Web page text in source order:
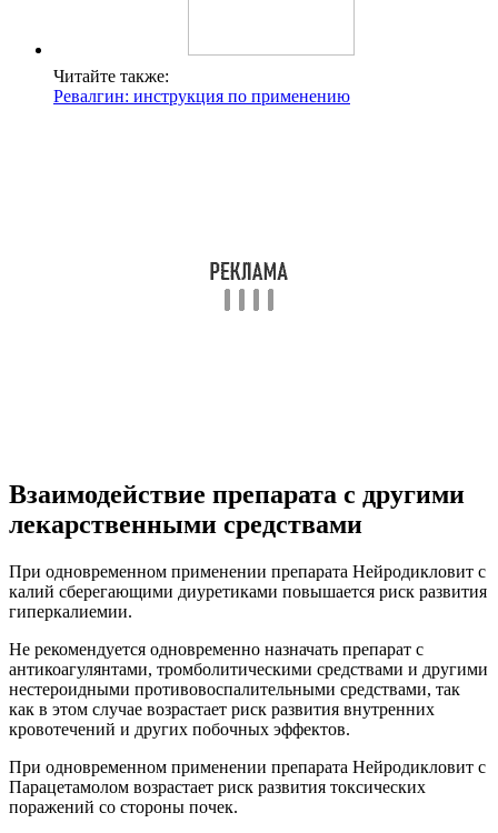
Читайте также:
Ревалгин: инструкция по применению
Взаимодействие препарата с другими
лекарственными средствами
При одновременном применении препарата Нейродикловит с
калий сберегающими диуретиками повышается риск развития
гиперкалиемии.
Не рекомендуется одновременно назначать препарат с
антикоагулянтами, тромболитическими средствами и другими
нестероидными противовоспалительными средствами, так
как в этом случае возрастает риск развития внутренних
кровотечений и других побочных эффектов.
При одновременном применении препарата Нейродикловит с
Парацетамолом возрастает риск развития токсических
поражений со стороны почек.